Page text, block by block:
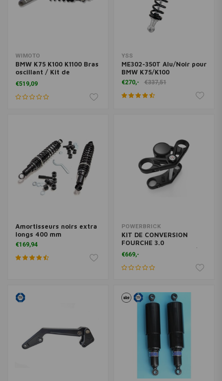
WIMOTO
BMW K75 K100 K1100 Bras
oscillant / Kit de
suspension Pro-link
€519,09
YSS
ME302-350T Alu/Noir pour
BMW K75/K100
€270,- €337,51
Amortisseurs noirs extra
longs 400 mm
€169,94
POWERBRICK
KIT DE CONVERSION
FOURCHE 3.0
MOTOSCOPE CLASSIC /
DAYTONA 80 (Choisissez
votre modèle)
€669,-